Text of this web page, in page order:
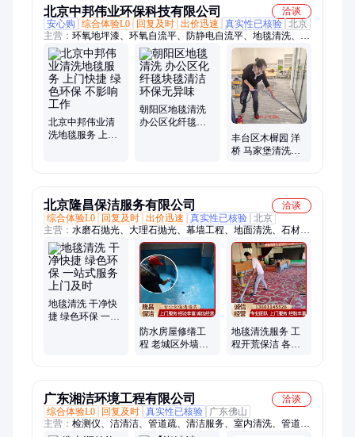
北京中邦伟业环保科技有限公司
洽谈
安心购
综合体验L0 回复及时 出价迅速 真实性已核验 北京
主营： 环氧地坪漆、环氧自流平、防静电自流平、地毯清洗、清
洗地毯、水泥地面固化、水泥地面固化抛光、大理石结晶、大理
石翻新、大理石结晶抛光、石材翻新、石材结晶、石材结晶抛
光、水泥自流平、环氧地坪、环氧地坪施工、环氧地坪漆施工、
环氧自流平施工、复古地坪施工
北京中邦伟业清
洗地毯服务 上门
朝阳区地毯清洗
办公区化纤毯块
丰台区木樨园 洋
桥 马家堡清洗地
北京隆昌保洁服务有限公司
洽谈
综合体验L0
回复及时 出价迅速 真实性已核验 北京
主营： 水磨石抛光、大理石抛光、幕墙工程、地面清洗、石材清
洗、外墙玻璃清洗、保养清洗、办公楼写字楼保洁清洗、地面地
毯清洗、地毯清洗养护、专业地毯清洗、空调清洗服务、大兴地
毯清洗、高空外墙玻璃清洗维修、中央空调清洗、高空外墙清洗
维修、石材结晶、开荒保洁、墙面石材、地面翻新、外墙保洁、
防水房屋修缮工程、大理石结晶专业抛光、大理石结晶抛光养
护、专业瓷砖美缝
地毯清洗 干净快
捷 绿色环保 一站
防水房屋修缮工
程 老城区外墙翻
地毯清洗服务 工
程开荒保洁 各种
广东湘洁环境工程有限公司
洽谈
综合体验L0
回复及时 真实性已核验
广东佛山
主营： 检测仪、洁清洁、管道疏、清洁服务、室内清洗、管道清